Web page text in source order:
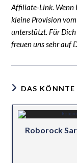
Affiliate-Link. Wenn
kleine Provision
unterstützt. Für
freuen uns sehr auf
DAS KÖNNTE
Roborock